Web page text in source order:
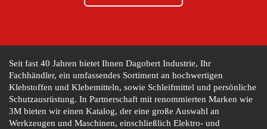
Seit fast 40 Jahren bietet Ihnen Dagobert Industrie, Ihr
Fachhändler, ein umfassendes Sortiment an hochwertigen
Klebstoffen und Klebemitteln, sowie Schleifmittel und persönliche
Schutzausrüstung. In Partnerschaft mit renommierten Marken wie
3M bieten wir einen Katalog, der eine große Auswahl an
Werkzeugen und Maschinen, einschließlich Elektro- und